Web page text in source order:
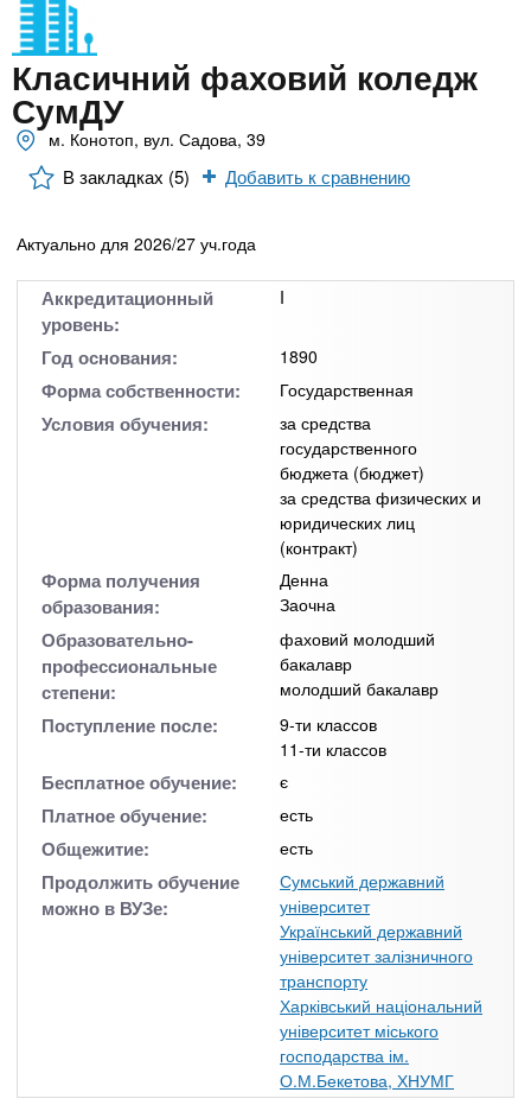
n
t
s
.
i
n
х
з
а
в
е
н
и
Онлайн курсы
За рубежом
Класичний фаховий коледж
СумДУ
м. Конотоп, вул. Садова, 39
В закладках (5) Добавить к сравнению
Актуально для 2026/27 уч.года
Аккредитационный
уровень:
I
Год основания: 1890
Форма собственности: Государственная
Условия обучения:
за средства
государственного
бюджета (бюджет)
за средства физических и
юридических лиц
(контракт)
Форма получения
образования:
Денна
Заочна
Образовательно-
профессиональные
степени:
фаховий молодший
бакалавр
молодший бакалавр
Поступление после:
9-ти классов
11-ти классов
Бесплатное обучение: є
Платное обучение: есть
Общежитие: есть
Продолжить обучение
можно в ВУЗе:
Сумський державний
університет
Український державний
університет залізничного
транспорту
Харківський національний
університет міського
господарства ім.
О.М.Бекетова, ХНУМГ